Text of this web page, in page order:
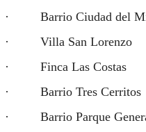
· Barrio Ciudad del
· Villa San Lorenzo
· Finca Las Costas
· Barrio Tres Cerritos
· Barrio Parque